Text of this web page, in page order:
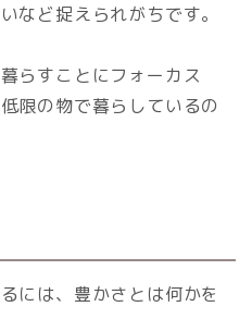
など捉えられがちです。
らすことにフォーカス
限の物で暮らしているの
には、豊かさとは何かを